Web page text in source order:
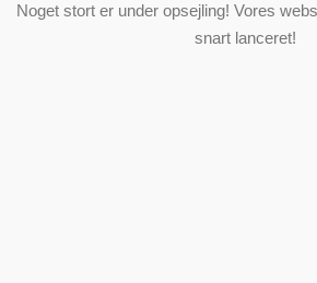
Noget stort er under opsejling! Vores
snart lanceret!